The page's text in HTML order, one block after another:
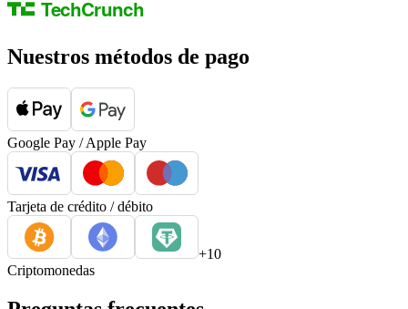
Nuestros métodos de pago
Google Pay / Apple Pay
Tarjeta de crédito / débito
+10
Criptomonedas